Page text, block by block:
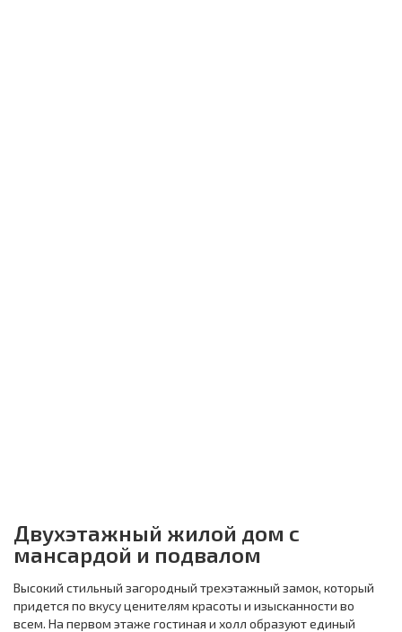
Двухэтажный жилой дом с
мансардой и подвалом
Высокий стильный загородный трехэтажный замок, который
придется по вкусу ценителям красоты и изысканности во
всем. На первом этаже гостиная и холл образуют единый